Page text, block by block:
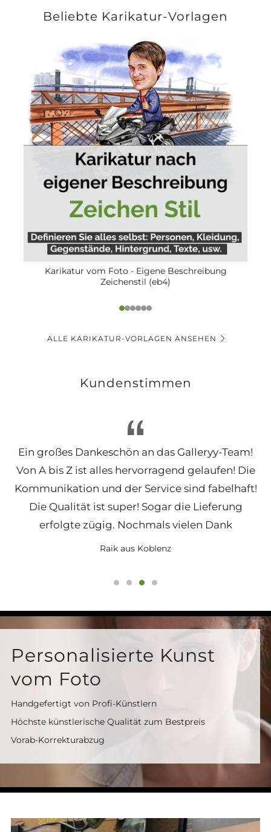
Beliebte Karikatur-Vorlagen
Karikatur vom Foto - Eigene Beschreibung
Zeichenstil (eb4)
ALLE KARIKATUR-VORLAGEN ANSEHEN
Kundenstimmen
Ein großes Dankeschön an das Galleryy-Team!
Von A bis Z ist alles hervorragend gelaufen! Die
Kommunikation und der Service sind fabelhaft!
Die Qualität ist super! Sogar die Lieferung
erfolgte zügig. Nochmals vielen Dank
Raik aus Koblenz
Personalisierte Kunst
vom Foto
Handgefertigt von Profi-Künstlern
Höchste künstlerische Qualität zum Bestpreis
Vorab-Korrekturabzug